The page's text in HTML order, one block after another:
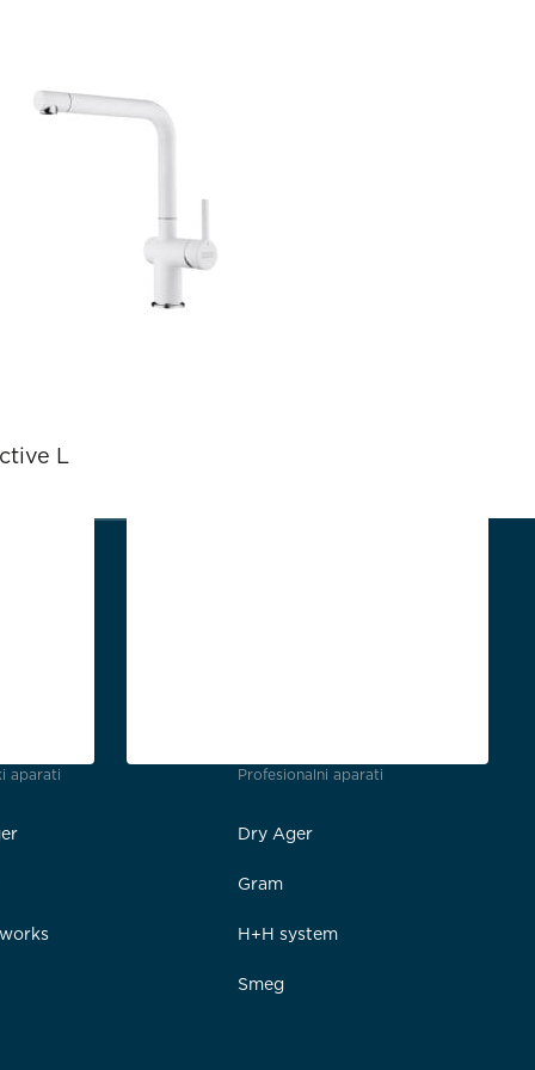
L
aparati Profesionalni aparati
Dry Ager
Gram
H+H system
Smeg